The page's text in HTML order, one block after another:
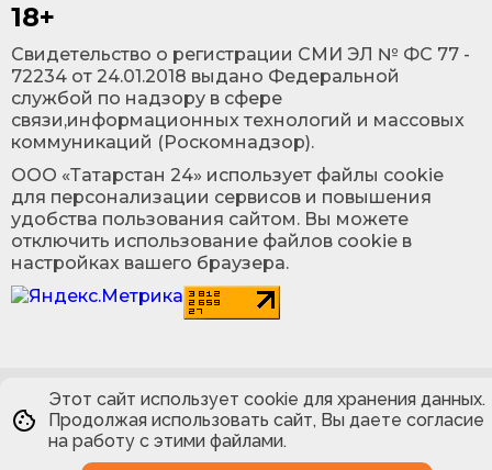
18+
Cвидетельство о регистрации СМИ ЭЛ № ФС 77 -
72234 от 24.01.2018 выдано Федеральной
службой по надзору в сфере
связи,информационных технологий и массовых
коммуникаций (Роскомнадзор).
ООО «Татарстан 24» использует файлы cookie
для персонализации сервисов и повышения
удобства пользования сайтом. Вы можете
отключить использование файлов cookie в
настройках вашего браузера.
Этот сайт использует cookie для хранения данных.
Продолжая использовать сайт, Вы даете согласие
на работу с этими файлами.